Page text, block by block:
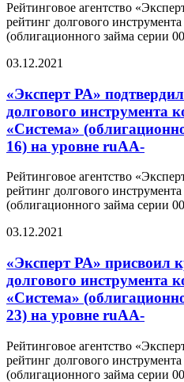
Рейтинговое агентство
рейтинг долгового
(облигационного займа серии
03.12.2021
«Эксперт РА»
долгового инструмента
«Система»
16) на уровне ruАA-
Рейтинговое агентство
рейтинг долгового
(облигационного займа серии
03.12.2021
«Эксперт РА» присвоил
долгового инструмента
«Система»
23) на уровне ruАA-
Рейтинговое агентство
рейтинг долгового
(облигационного займа серии